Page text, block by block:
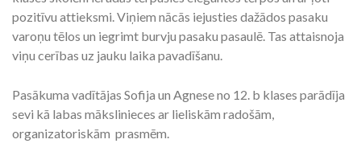
pozitīvu attieksmi. Viņiem nācās iejusties dažādos pasaku
varoņu tēlos un iegrimt burvju pasaku pasaulē. Tas attaisnoja
viņu cerības uz jauku laika pavadīšanu.
Pasākuma vadītājas Sofija un Agnese no 12. b klases parādīja
sevi kā labas mākslinieces ar lieliskām radošām,
organizatoriskām prasmēm.